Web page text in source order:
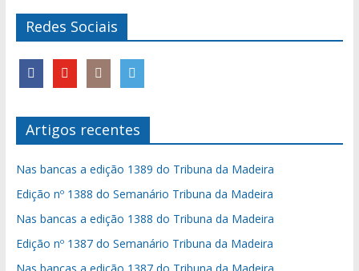
Redes Sociais
Artigos recentes
Nas bancas a edição 1389 do Tribuna da Madeira
Edição nº 1388 do Semanário Tribuna da Madeira
Nas bancas a edição 1388 do Tribuna da Madeira
Edição nº 1387 do Semanário Tribuna da Madeira